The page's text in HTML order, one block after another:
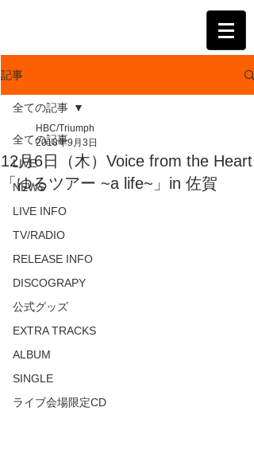
記事
全ての記事
LIVE
NEWS
LIVE INFO
TV/RADIO
RELEASE INFO
DISCOGRAPY
公式グッズ
EXTRA TRACKS
ALBUM
SINGLE
ライブ会場限定CD
全ての記事
12月6日（木）Voice from the Heart
「ゆるツアー ~a life~」in 佐賀
HBC/Triumph
2018年9月3日